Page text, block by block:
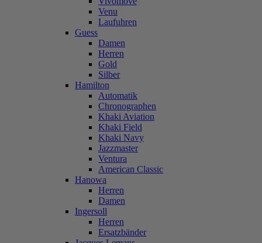
Venu
Laufuhren
Guess
Damen
Herren
Gold
Silber
Hamilton
Automatik
Chronographen
Khaki Aviation
Khaki Field
Khaki Navy
Jazzmaster
Ventura
American Classic
Hanowa
Herren
Damen
Ingersoll
Herren
Ersatzbänder